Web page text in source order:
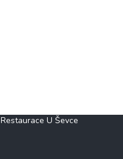
Restaurace U Ševce